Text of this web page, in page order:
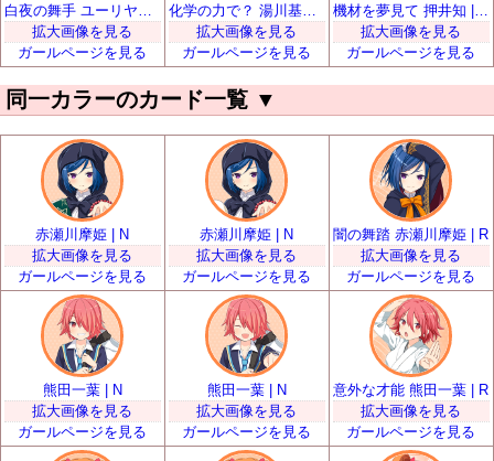
拡大画像を見る
ガールページを見る
化学の力で？ 湯川基世 | SR
拡大画像を見る
ガールページを見る
機材を夢見て 押井知 | SR
拡大画像を見る
ガールページを見る
同一カラーのカード一覧 ▼
赤瀬川摩姫 | N
拡大画像を見る
ガールページを見る
赤瀬川摩姫 | N
拡大画像を見る
ガールページを見る
闇の舞踏 赤瀬川摩姫 | R
拡大画像を見る
ガールページを見る
熊田一葉 | N
拡大画像を見る
ガールページを見る
熊田一葉 | N
拡大画像を見る
ガールページを見る
意外な才能 熊田一葉 | R
拡大画像を見る
ガールページを見る